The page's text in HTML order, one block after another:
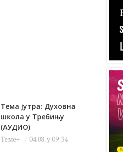
Тема јутра: Духовна
школа у Требињу
(АУДИО)
Теме+ 04.08. у 09:34